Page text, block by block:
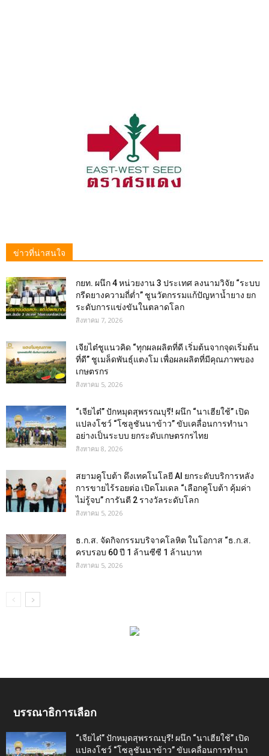
ข่าวที่น่าสนใจ
กยท. ผนึก 4 หน่วยงาน 3 ประเทศ ลงนามวิจัย “ระบบ
กรีดยางความถี่ต่ำ” ชูนวัตกรรมแก้ปัญหาน้ำยาง ยก
ระดับการแข่งขันในตลาดโลก
สิงหาคม 7, 2026
เจียไต๋ชูแนวคิด “ทุกผลผลิตที่ดี เริ่มต้นจากจุดเริ่มต้น
ที่ดี” ชูเมล็ดพันธุ์แตงโม เพื่อผลผลิตที่มีคุณภาพของ
เกษตรกร
สิงหาคม 5, 2026
“เจียไต๋” ปักหมุดสุพรรณบุรี! ผนึก “นาเฮียใช้” เปิด
แปลงโชว์ “โซลูชันนาข้าว” ขับเคลื่อนการทำนา
อย่างเป็นระบบ ยกระดับเกษตรกรไทย
สิงหาคม 8, 2026
สยามคูโบต้า ดึงเทคโนโลยี AI ยกระดับบริการหลัง
การขายไร้รอยต่อ เปิดโมเดล “เลือกคูโบต้า คุ้มค่า
ไม่รู้จบ” การันตี 2 รางวัลระดับโลก
สิงหาคม 5, 2026
ธ.ก.ส. จัดกิจกรรมบริจาคโลหิต ในโอกาส “ธ.ก.ส.
ครบรอบ 60 ปี 1 ล้านซีซี 1 ล้านบาท
สิงหาคม 5, 2026
บรรณาธิการเลือก
“เจียไต๋” ปักหมุดสุพรรณบุรี! ผนึก “นาเฮียใช้” เปิด
แปลงโชว์ “โซลูชันนาข้าว” ขับเคลื่อนการทำนา